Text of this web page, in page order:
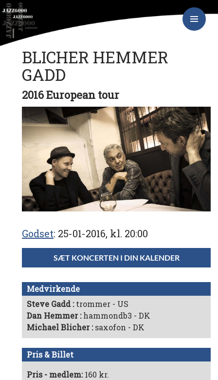
Hop
indhold
BLICHER HEMMER
GADD
2016 European tour
Godset 25-01-2016, kl. 20:00
SÆT KONCERTEN I DIN KALENDER
Medvirkende
Steve Gadd trommer - US
Dan Hemmer hammondb3 - DK
Michael Blicher saxofon - DK
Pris & Billet
Pris - medlem:160 kr.